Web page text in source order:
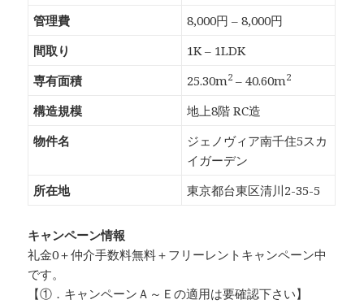
管理費
8,000円 – 8,000円
間取り
1K – 1LDK
専有面積
25.30m2 – 40.60m2
構造規模
地上8階 RC造
物件名
ジェノヴィア南千住5スカ
イガーデン
所在地
東京都台東区清川2-35-5
キャンペーン情報
礼金0＋仲介手数料無料＋ フリーレント キャンペーン中
です。
【①．キャンペーンＡ～Ｅの適用は要確認下さい】